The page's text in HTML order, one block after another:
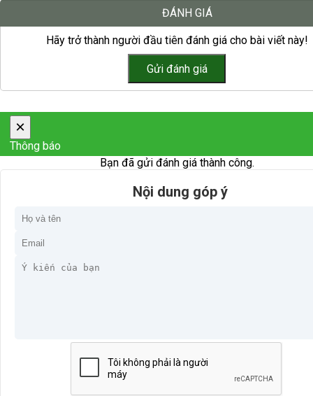
ĐÁNH GIÁ
Hãy trở thành người đầu tiên đánh giá cho bài viết này!
×
Thông báo
Bạn đã gửi đánh giá thành công.
Nội dung góp ý